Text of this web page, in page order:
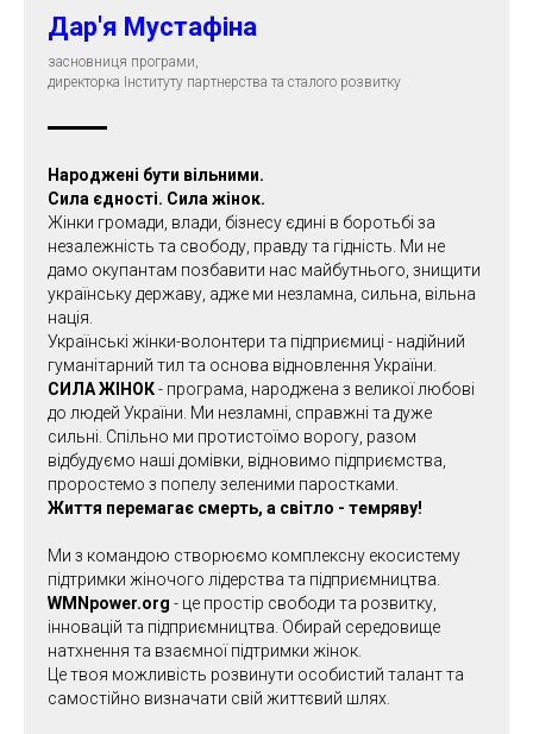
Дар'я Мустафіна
засновниця програми,
директорка Інституту партнерства та сталого розвитку
Народжені бути вільними.
Сила єдності. Сила жінок.
Жінки громади, влади, бізнесу єдині в боротьбі за
незалежність та свободу, правду та гідність. Ми не
дамо окупантам позбавити нас майбутнього, знищити
українську державу, адже ми незламна, сильна, вільна
нація.
Українські жінки-волонтери та підприємиці - надійний
гуманітарний тил та основа відновлення України.
СИЛА ЖІНОК- програма, народжена з великої любові
до людей України. Ми незламні, справжні та дуже
сильні. Спільно ми протистоїмо ворогу, разом
відбудуємо наші домівки, відновимо підприємства,
проростемо з попелу зеленими паростками.
Життя перемагає смерть, а світло - темряву!
Ми з командою створюємо комплексну екосистему
підтримки жіночого лідерства та підприємництва.
WMNpower.org - це простір свободи та розвитку,
інновацій та підприємництва. Обирай середовище
натхнення та взаємної підтримки жінок.
Це твоя можливість розвинути особистий талант та
самостійно визначати свій життєвий шлях.